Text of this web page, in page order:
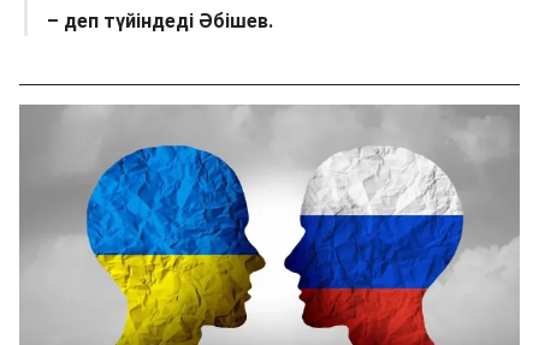
– деп түйіндеді Әбішев.